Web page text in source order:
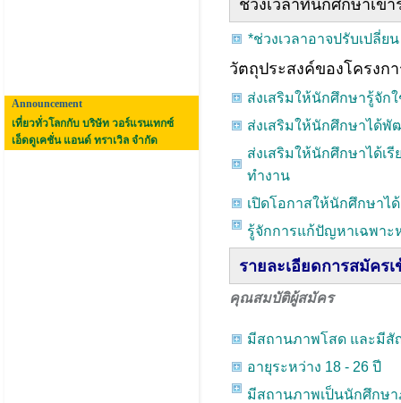
Announcement
เที่ยวทั่วโลกกับ บริษัท วอร์แรนเทกซ์
เอ็ดดูเคชั่น แอนด์ ทราเวิล จำกัด
ช่วงเวลาที่นักศึกษาเข้
*ช่วงเวลาอาจปรับเปลี่
วัตถุประสงค์ของโครงก
ส่งเสริมให้นักศึกษารู้จัก
ส่งเสริมให้นักศึกษาได้พั
ส่งเสริมให้นักศึกษาได้เ
ทำงาน
เปิดโอกาสให้นักศึกษาไ
รู้จักการแก้ปัญหาเฉพาะ
รายละเอียดการสมัคร
คุณสมบัติผู้สมัคร
มีสถานภาพโสด และมีสั
อายุระหว่าง 18 - 26 ปี
มีสถานภาพเป็นนักศึกษ